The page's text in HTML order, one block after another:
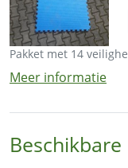
Pakket met 14
Meer informatie